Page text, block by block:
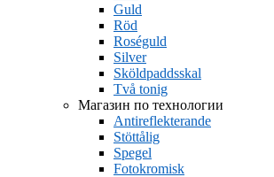
Guld
Röd
Roséguld
Silver
Sköldpaddsskal
Två tonig
Магазин по технологии
Antireflekterande
Stöttålig
Spegel
Fotokromisk